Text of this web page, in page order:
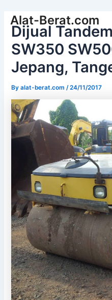
content
Alat-Berat.com
Dijual
SW350
Jepang,
Byalat-berat.com /24/11/2017